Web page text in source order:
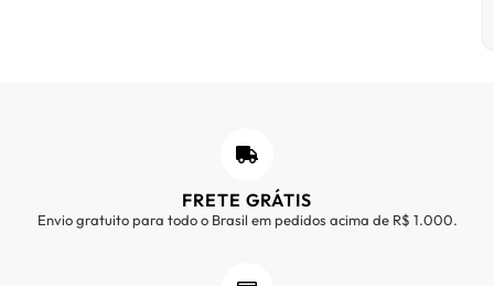
FRETE GRÁTIS
Envio gratuito para todo o Brasil em pedidos acima de R$ 1.000.